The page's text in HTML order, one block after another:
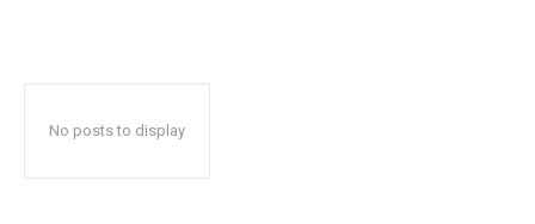
No posts to display